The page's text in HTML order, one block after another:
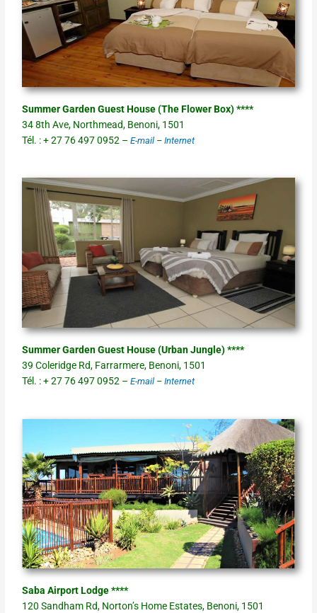
Summer Garden Guest House (The Flower Box) ****
34 8th Ave, Northmead, Benoni, 1501
Tél. : + 27 76 497 0952 –E-mail –Internet
Summer Garden Guest House (Urban Jungle) ****
39 Coleridge Rd, Farrarmere, Benoni, 1501
Tél. : + 27 76 497 0952 –E-mail –Internet
Saba Airport Lodge ****
120 Sandham Rd, Norton’s Home Estates, Benoni, 1501